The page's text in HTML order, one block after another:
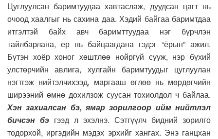
Цуглуулсан баримтуудаа хавтаслаж, дуудсан цагт нь
очоод хаалгыг нь сахина даа. Хэдий байгаа баримтдаа
итгэлтэй байх авч баримттуудаа нэг бүрчлэн
тайлбарлана, ер нь байцаагдана гэдэг “ёрын” ажил.
Бүтэн хоёр хоног хөштлөө нойргүй сууж, нэр бүхий
улстөрчийн авлига, хулгайн баримтуудыг цуглуулан
нэгтгэж нийтэлчихээд, маргааш өглөө нь мөрдөгчийн
ширээний өмнө дохилзож суусан тохиолдол ч байлаа.
Хэн захиалсан бэ, ямар зорилгоор ийм нийтлэл
бичсэн бэ гээд л эхэлнэ. Сэтгүүлч бидний зорилго
тодорхой, иргэдийн мэдэх эрхийг хангах. Энэ ганцхан